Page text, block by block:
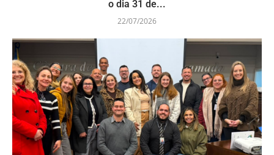
o dia 31 de...
22/07/2026